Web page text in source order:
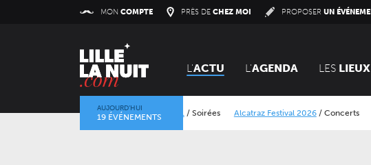
MON COMPTE PRÈS DE CHEZ MOI PROPOSERUN
L'ACTU L'AGENDA LES LIEUX
AUJOURD’HUI
19 ÉVÉNEMENTS
Orangerie Vinyl Market #1/ Soirées Alcatraz Festival 2026/Concerts